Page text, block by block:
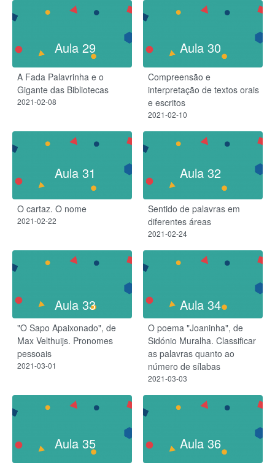
Aula 29
A Fada Palavrinha e o
Gigante das Bibliotecas
2021-02-08
Aula 30
Compreensão e
interpretação de textos orais
e escritos
2021-02-10
Aula 31
O cartaz. O nome
2021-02-22
Aula 32
Sentido de palavras em
diferentes áreas
2021-02-24
Aula 33
"O Sapo Apaixonado", de
Max Velthuijs. Pronomes
pessoais
2021-03-01
Aula 34
O poema "Joaninha", de
Sidónio Muralha. Classificar
as palavras quanto ao
número de sílabas
2021-03-03
Aula 35 Aula 36